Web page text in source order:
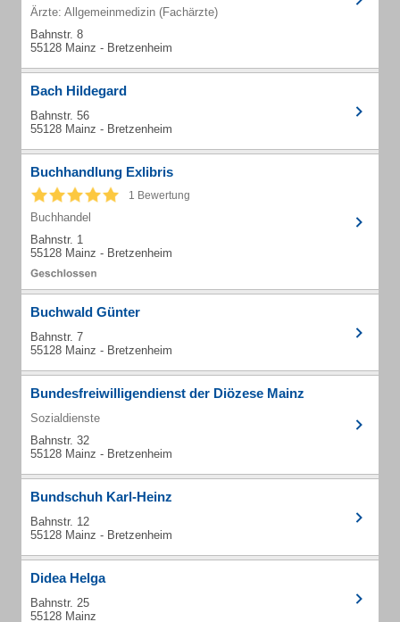
Ärzte: Allgemeinmedizin (Fachärzte)
Bahnstr. 8
55128 Mainz - Bretzenheim
Bach Hildegard
Bahnstr. 56
55128 Mainz - Bretzenheim
Buchhandlung Exlibris
1 Bewertung
Buchhandel
Bahnstr. 1
55128 Mainz - Bretzenheim
Buchwald Günter
Bahnstr. 7
55128 Mainz - Bretzenheim
Bundesfreiwilligendienst der Diözese Mainz
Sozialdienste
Bahnstr. 32
55128 Mainz - Bretzenheim
Bundschuh Karl-Heinz
Bahnstr. 12
55128 Mainz - Bretzenheim
Didea Helga
Bahnstr. 25
55128 Mainz